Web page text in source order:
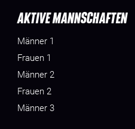
AKTIVE MANNSCHAFTEN
Männer 1
Frauen 1
Männer 2
Frauen 2
Männer 3